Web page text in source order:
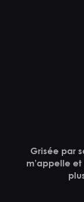
Grisée par
m’appelle